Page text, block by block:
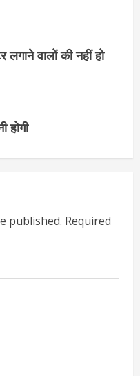
वालों की नहीं हो
होगी
published. Required